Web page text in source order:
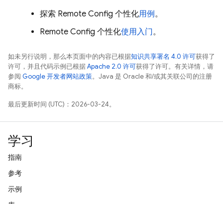
探索 Remote Config 个性化用例。
Remote Config 个性化使用入门。
如未另行说明，那么本页面中的内容已根据知识共享署名 4.0 许可获得了
许可，并且代码示例已根据Apache 2.0 许可获得了许可。有关详情，请
参阅 Google 开发者网站政策。Java 是 Oracle 和/或其关联公司的注册
商标。
最后更新时间 (UTC)：2026-03-24。
学习
指南
参考
示例